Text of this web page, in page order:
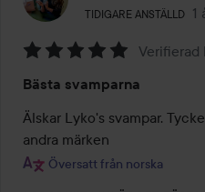
TIDIGARE ANSTÄLLD
Användarens roll: 1
5
av
5
Verifierad
Bästa svamparna
Älskar Lyko's svampar.
andra märken
Översatt från norska